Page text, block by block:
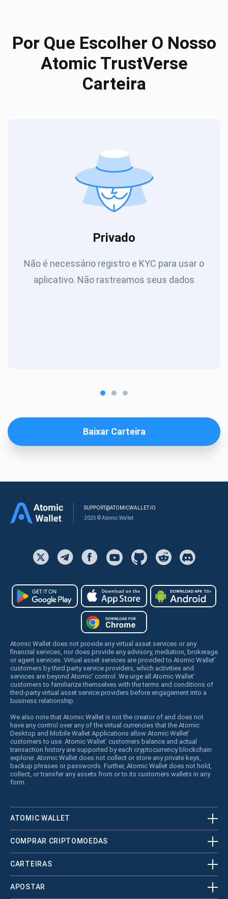
Por Que Escolher O Nosso
Atomic TrustVerse
Carteira
Privado
Não é necessário registro e KYC para usar o
aplicativo. Não rastreamos seus dados
Baixar Carteira
SUPPORT@ATOMICWALLET.IO
2025 © Atomic Wallet
Atomic Wallet does not provide any virtual asset services or any
financial services, nor does provide any advisory, mediation, brokerage
or agent services. Virtual asset services are provided to Atomic Wallet’
customers by third party service providers, which activities and
services are beyond Atomic’ control. We urge all Atomic Wallet’
customers to familiarize themselves with the terms and conditions of
third-party virtual asset service providers before engagement into a
business relationship.
We also note that Atomic Wallet is not the creator of and does not
have any control over any of the virtual currencies that the Atomic
Desktop and Mobile Wallet Applications allow Atomic Wallet’
customers to use. Atomic Wallet’ customers balance and actual
transaction history are supported by each cryptocurrency blockchain
explorer. Atomic Wallet does not collect or store any private keys,
backup phrases or passwords. Further, Atomic Wallet does not hold,
collect, or transfer any assets from or to its customers wallets in any
form.
ATOMIC WALLET
COMPRAR CRIPTOMOEDAS
CARTEIRAS
APOSTAR